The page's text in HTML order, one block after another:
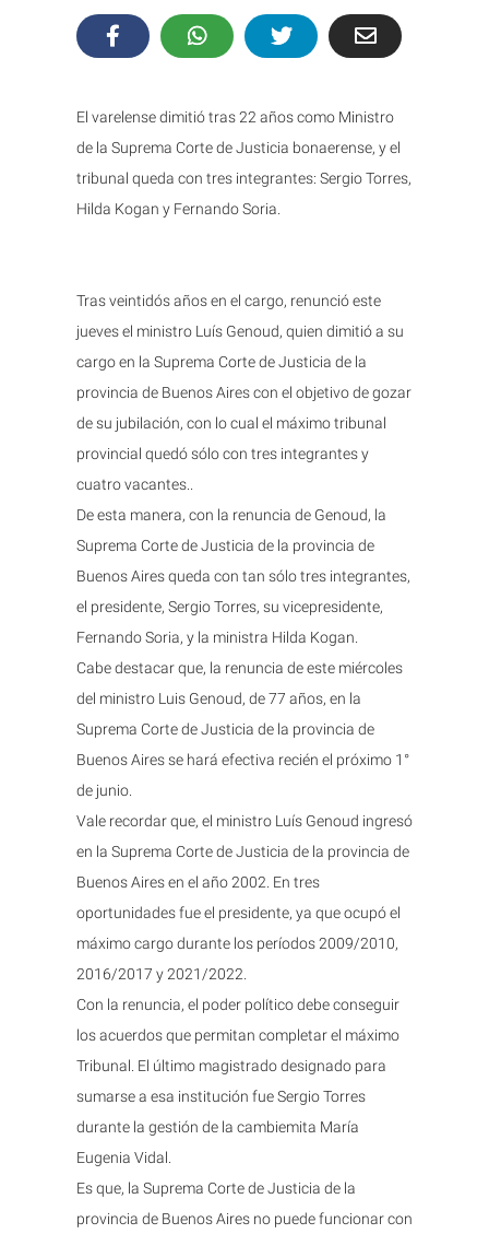
El varelense dimitió tras 22 años como Ministro
de la Suprema Corte de Justicia bonaerense, y el
tribunal queda con tres integrantes: Sergio Torres,
Hilda Kogan y Fernando Soria.
Tras veintidós años en el cargo, renunció este
jueves el ministro Luís Genoud, quien dimitió a su
cargo en la Suprema Corte de Justicia de la
provincia de Buenos Aires con el objetivo de gozar
de su jubilación, con lo cual el máximo tribunal
provincial quedó sólo con tres integrantes y
cuatro vacantes..
De esta manera, con la renuncia de Genoud, la
Suprema Corte de Justicia de la provincia de
Buenos Aires queda con tan sólo tres integrantes,
el presidente, Sergio Torres, su vicepresidente,
Fernando Soria, y la ministra Hilda Kogan.
Cabe destacar que, la renuncia de este miércoles
del ministro Luis Genoud, de 77 años, en la
Suprema Corte de Justicia de la provincia de
Buenos Aires se hará efectiva recién el próximo 1°
de junio.
Vale recordar que, el ministro Luís Genoud ingresó
en la Suprema Corte de Justicia de la provincia de
Buenos Aires en el año 2002. En tres
oportunidades fue el presidente, ya que ocupó el
máximo cargo durante los períodos 2009/2010,
2016/2017 y 2021/2022.
Con la renuncia, el poder político debe conseguir
los acuerdos que permitan completar el máximo
Tribunal. El último magistrado designado para
sumarse a esa institución fue Sergio Torres
durante la gestión de la cambiemita María
Eugenia Vidal.
Es que, la Suprema Corte de Justicia de la
provincia de Buenos Aires no puede funcionar con